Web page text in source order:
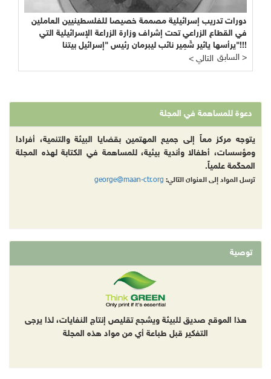
دورات تدريب إسرائيلية مصممة خصيصا للفلسطينيين العاملين
في القطاع الزراعي تحت إشراف وزارة الزراعة الإسرائيلية التي
يرأسها يائير شَمِير نائب ليبرمان رئيس "إسرائيل بيتنا"!!!
< التالي
السابق >
دعوة للمساهمة في المجلة
يتوجه مركز معاً إلى جميع المهتمين بقضايا البيئة والتنمية، أفرادا
ومؤسسات، أطفالا وأندية بيئية، للمساهمة في الكتابة لهذه المجلة
المحكّمة علمياً.
ترسل المواد إلى العنوان التالي: george@maan-ctr.org
توصية
هذا الموقع صديق للبيئة ويشجع تقليص إنتاج النفايات، لذا يرجى
التفكير قبل طباعة أي من مواد هذه المجلة